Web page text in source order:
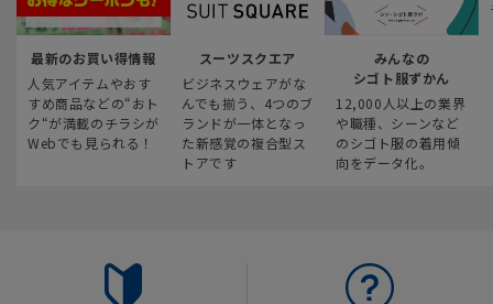
最新のお買い得情報
人気アイテムやおす
すめ商品などの“おト
ク“が満載のチラシが
Webでも見られる！
スーツスクエア
ビジネスウェアがな
んでも揃う、4つのブ
ランドが一体となっ
た新感覚の複合型ス
トアです
みんなの
シゴト服ずかん
12,000人以上の業界
や職種、シーンなど
のシゴト服の着用傾
向をデータ化。